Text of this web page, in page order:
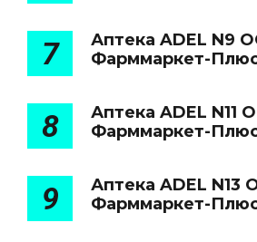
7
Аптека ADEL N9
Фарммаркет-
8
Аптека ADEL N11
Фарммаркет-
9
Аптека ADEL N13
Фарммаркет-